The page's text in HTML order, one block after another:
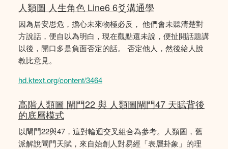
人類圖 人生角色 Line6 6爻溝通學
因為居安思危，擔心未來物極必反， 他們會未聽清楚對
方說話，便自以為明白，現在觀點還未說，便扯開話題講
以後，開口多是負面否定的話。 否定他人，然後給人說
教比意見。
hd.ktext.org/content/3464
高階人類圖 閘門22 與 人類圖閘門47 天賦背後
的底層模式
以閘門22與47，這對輪迴交叉組合為參考。人類圖，舊
派解說閘門天賦，來自始創人對易經「表層卦象」的理